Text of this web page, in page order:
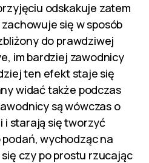
odskakuje zatem
się w sposób
do prawdziwej
im bardziej zawodnicy
ten efekt staje się
widać także podczas
są wówczas o
i starają się tworzyć
wychodząc na
czy po prostu rzucając